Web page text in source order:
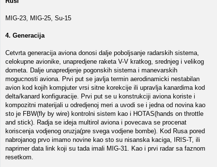
MIG-23, MIG-25, Su-15
4. Generacija
Cetvrta generacija aviona donosi dalje poboljsanje radarskih sistema,
celokupne avionike, unapredjene raketa V-V kratkog, srednjeg i velikog
dometa. Dalje unapredjenje pogonskih sistema i manevarskih
mogucnosti aviona. Prvi put se javlja termin aerodinamicki nestabilan
avion kod kojih kompjuter vrsi sitne korekcije ili upravlja kanardima kod
delta/kanard konfiguracije. Prvi put se u konstrukciji aviona koriste i
kompozitni materijali u odredjenoj meri a uvodi se i jedna od novina kao
sto je FBW(fly by wire) kontrolni sistem kao i HOTAS(hands on throttle
and stick). Radja se ideja multirol aviona i povecava se procenat
koriscenja vodjenog oruzja(pre svega vodjene bombe). Kod Rusa pored
nabrojanog prvo imamo novine kao sto su nisanska kaciga, IRIS-T, ili
naprimer data link koji su tada imali MIG-31. Kao i prvi radar sa faznom
resetkom.